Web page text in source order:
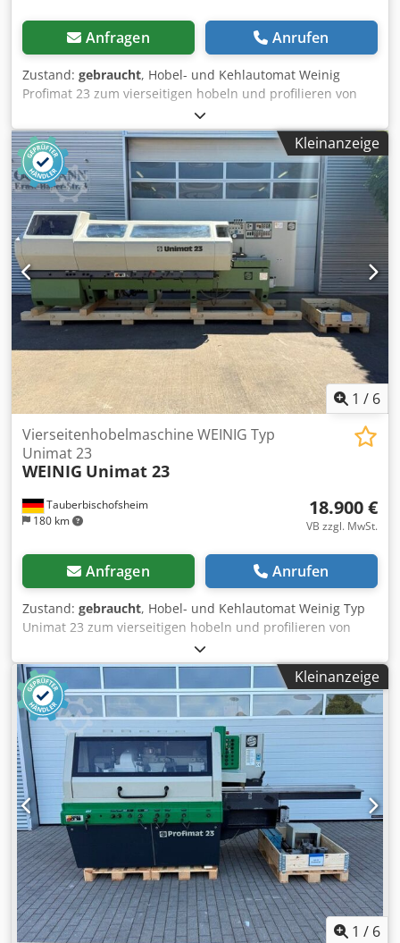
Anfragen Anrufen
Zustand: gebraucht, Hobel- und Kehlautomat Weinig
Profimat 23 zum vierseitigen hobeln und profilieren von
Hölzern mit langem Abrichttisch. Technische Daten: -
Spindel 1: Unten / 4 kW / 40 mm Dsdpfx Ajzrx Dpeayjwa -
Spindel 2: Rechts / 5,5 kW / 40 mm - Spindel 3: Links /
gemeinsamer Motor mit #2 / 40 mm - Spindel 4: Oben / 5,5
kW / 40 mm - Spindel 5: Unten / 5,5 kW / 40 mm - Spindeln:
5 - Arbeitsbreite: 230 mm - Arbeitshöhe: 120 mm -
Vorschub: 2,2 kW - Abrichttischlänge: 2.500 mm
Kleinanzeige
1 / 6
Tauberbischofsheim
180 km
Vierseitenhobelmaschine WEINIG Typ
Unimat 23
WEINIG Unimat 23
18.900 €
VB zzgl. MwSt.
Anfragen Anrufen
Zustand: gebraucht, Hobel- und Kehlautomat Weinig Typ
Unimat 23 zum vierseitigen hobeln und profilieren von
Hölzern mit fünf angetriebene Walzen im Tisch und
Universalspindel. Technische Daten: - Spindeln: 7 - Spindel
1: Unten / 5,5 kW / 40 mm - Spindel 2: Rechts / 5,5 kW / 40
mm - Spindel 3: Links / 11 kW / 40 mm - Spindel 4: Rechts /
7,5 kW / 40 mm - Spindel 5: Oben / 11 kW / 40 mm -
Spindel 6: Unten / 5,5 kW / 40 mm - Spindel 7: Uni / 5,5 kW
/ 40 mm Dwsdpszrx Diefx Aayoa - Arbeitsbreite: 230 mm -
Arbeitshöhe: 160 mm
Kleinanzeige
1 / 6